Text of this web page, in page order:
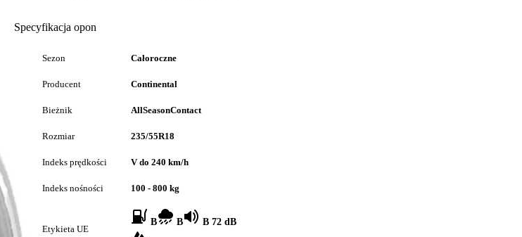
Specyfikacja opon
Sezon Całoroczne
Producent Continental
Bieżnik AllSeasonContact
Rozmiar 235/55R18
Indeks prędkości V do 240 km/h
Indeks nośności 100 - 800 kg
Etykieta UE
B B B 72 dB